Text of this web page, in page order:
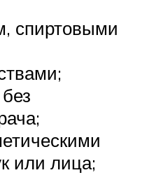
спиртовыми
или лица;